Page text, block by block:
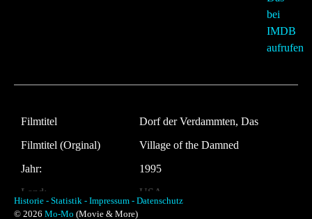
Filmtitel
Dorf der Verdammten, Das
Filmtitel (Orginal)
Village of the Damned
Jahr:
1995
Land:
USA
Laufzeit:
Historie - Statistik - Impressum - Datenschutz
© 2026 Mo-Mo (Movie & More)